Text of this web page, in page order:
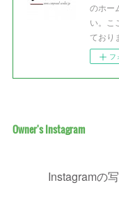
のホー
い。こ
ており
フ
Owner's Instagram
Instagramの